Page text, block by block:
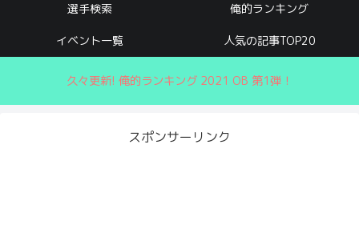
選手検索 俺的ランキング
イベント一覧 人気の記事TOP20
久々更新! 俺的ランキング 2021 OB 第1弾！
スポンサーリンク